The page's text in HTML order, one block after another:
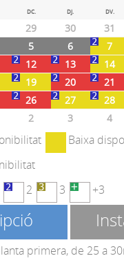
DC. DJ. DV.
29 30 31
5 6 7
12 13 14
19 20 21
26 27 28
2 3 4
Baixa
2 3 +3
primera, de 25 a